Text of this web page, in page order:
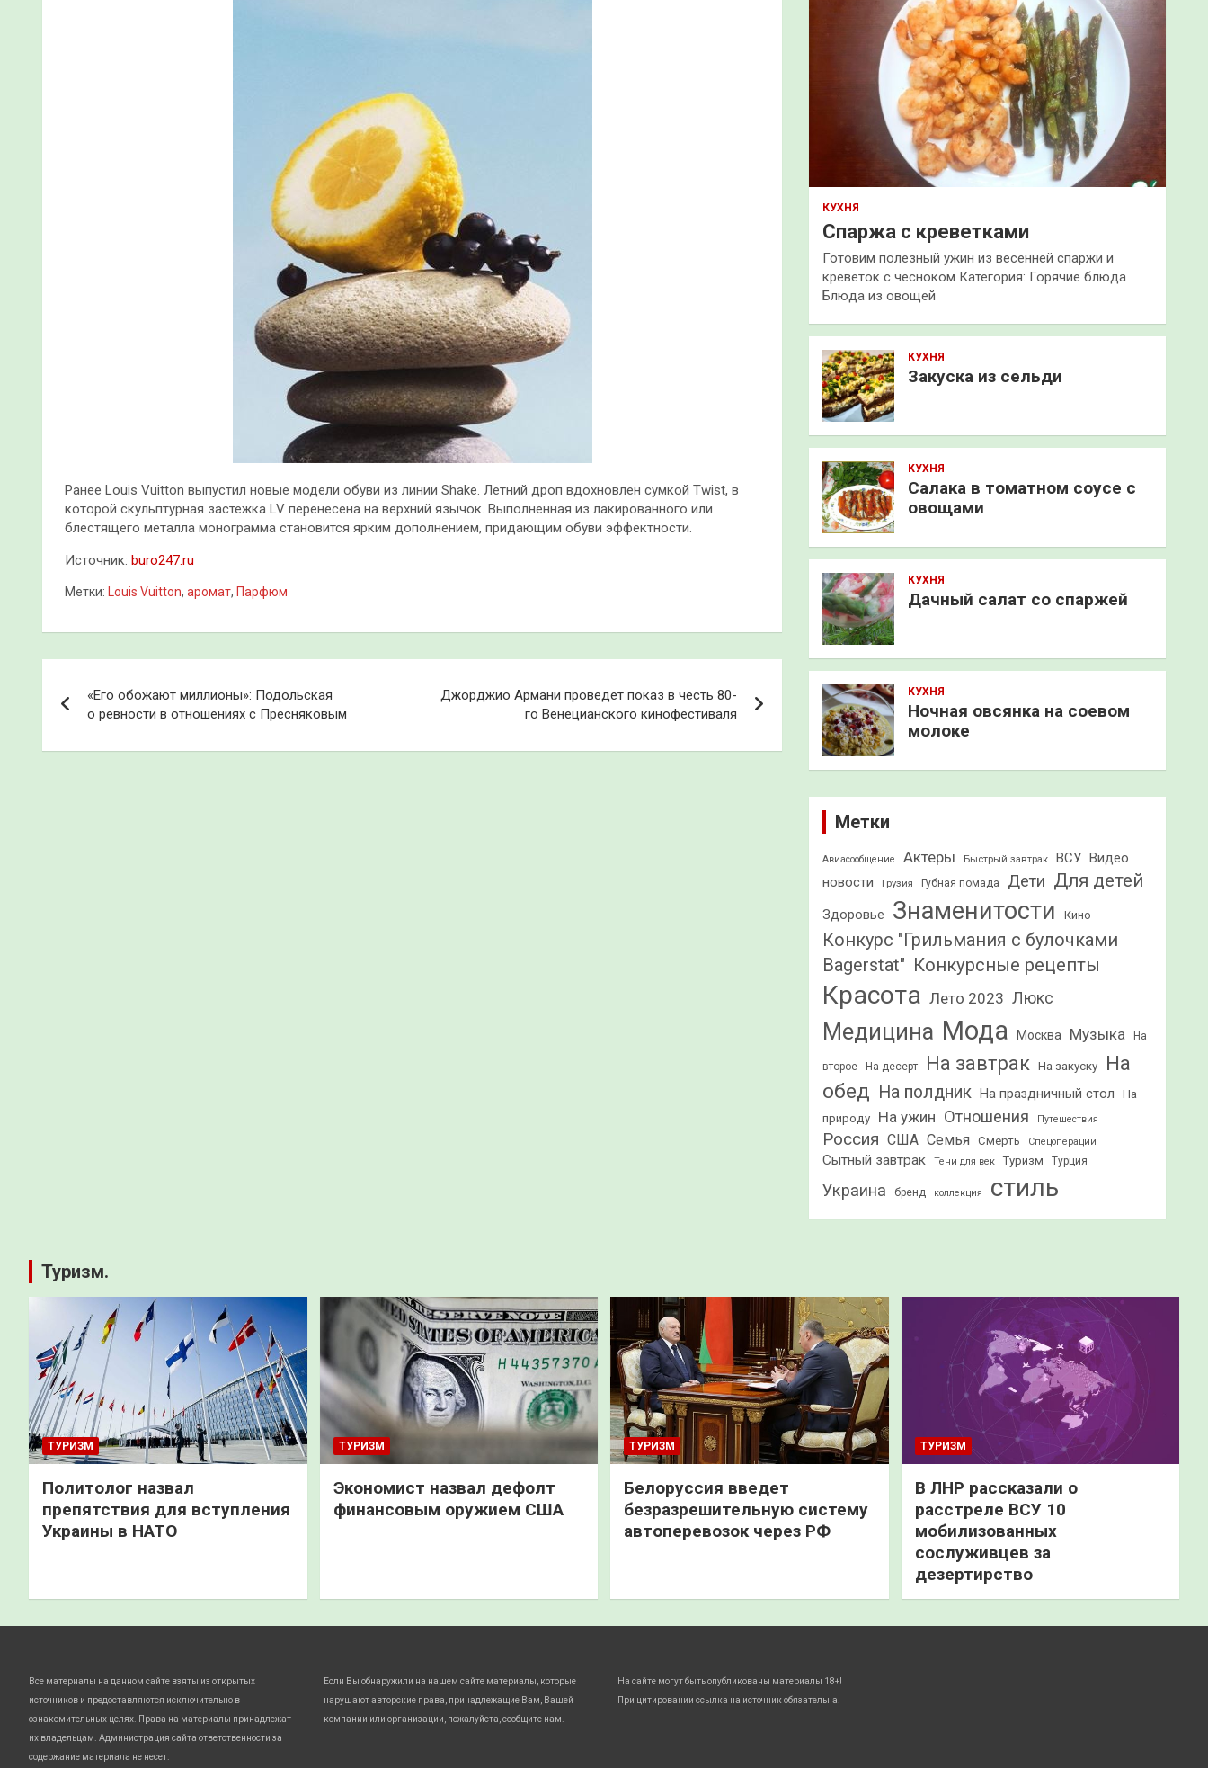
Ранее Louis Vuitton выпустил новые модели обуви из линии Shake. Летний дроп вдохновлен сумкой Twist, в
которой скульптурная застежка LV перенесена на верхний язычок. Выполненная из лакированного или
блестящего металла монограмма становится ярким дополнением, придающим обуви эффектности.
Источник: buro247.ru
Метки: Louis Vuitton, аромат, Парфюм
по
записям
«Его обожают миллионы»: Подольская
о ревности в отношениях с Пресняковым
Джорджио Армани проведет показ в честь 80-
го Венецианского кинофестиваля
КУХНЯ
Спаржа с креветками
Готовим полезный ужин из весенней спаржи и
креветок с чесноком Категория: Горячие блюда
Блюда из овощей
КУХНЯ
Закуска из сельди
КУХНЯ
Салака в томатном соусе с
овощами
КУХНЯ
Дачный салат со спаржей
КУХНЯ
Ночная овсянка на соевом
молоке
Метки
Авиасообщение Актеры Быстрый завтрак ВСУ Видео
новости
Грузия Губная помада Дети Для детей
Здоровье Знаменитости Кино
Конкурс "Грильмания с булочками
Bagerstat" Конкурсные рецепты
Красота Лето 2023 Люкс
Медицина Мода Москва Музыка На
второе На десерт На завтрак На закуску
На
обед На полдник На праздничный стол
На
природу
На ужин Отношения Путешествия
Россия США Семья Смерть Спецоперации
Сытный завтрак Тени для век Туризм Турция
Украина бренд коллекция стиль
Туризм.
ТУРИЗМ
Политолог назвал
препятствия для вступления
Украины в НАТО
ТУРИЗМ
Экономист назвал дефолт
финансовым оружием США
ТУРИЗМ
Белоруссия введет
безразрешительную систему
автоперевозок через РФ
ТУРИЗМ
В ЛНР рассказали о
расстреле ВСУ 10
мобилизованных
сослуживцев за
дезертирство
Все материалы на данном сайте взяты из открытых
источников и предоставляются исключительно в
ознакомительных целях. Права на материалы принадлежат
их владельцам. Администрация сайта ответственности за
содержание материала не несет.
Если Вы обнаружили на нашем сайте материалы, которые
нарушают авторские права, принадлежащие Вам, Вашей
компании или организации, пожалуйста, сообщите нам.
На сайте могут быть опубликованы материалы 18+!
При цитировании ссылка на источник обязательна.